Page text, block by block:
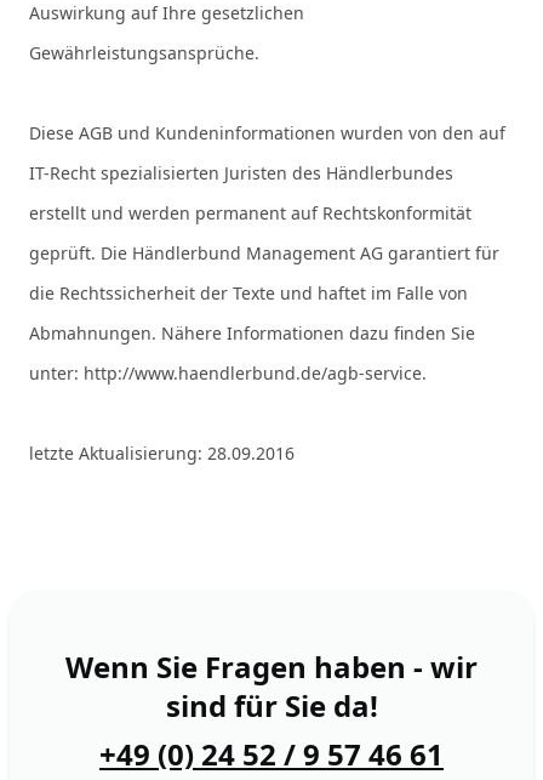
Auswirkung auf Ihre gesetzlichen
Gewährleistungsansprüche.
Diese AGB und Kundeninformationen wurden von den auf
IT-Recht spezialisierten Juristen des Händlerbundes
erstellt und werden permanent auf Rechtskonformität
geprüft. Die Händlerbund Management AG garantiert für
die Rechtssicherheit der Texte und haftet im Falle von
Abmahnungen. Nähere Informationen dazu finden Sie
unter: http://www.haendlerbund.de/agb-service.
letzte Aktualisierung: 28.09.2016
Wenn Sie Fragen haben - wir
sind für Sie da!
+49 (0) 24 52 / 9 57 46 61